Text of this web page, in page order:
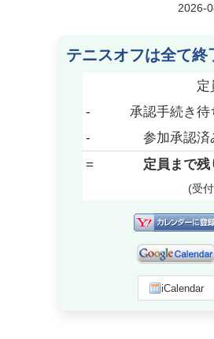
2026-
テニスオフは全て終
定
-
承認手続き待
-
参加承認済
=
定員まで残
(受
iCalendar